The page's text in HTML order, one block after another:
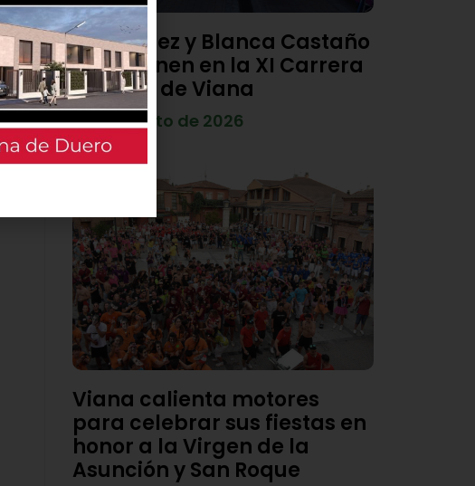
Diego Díez y Blanca Castaño
se imponen en la XI Carrera
Popular de Viana
4 de agosto de 2026
Viana calienta motores
para celebrar sus fiestas en
honor a la Virgen de la
Asunción y San Roque